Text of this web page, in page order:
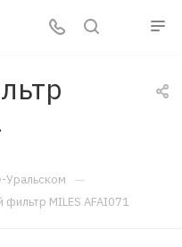
Уральском —
MILES AFAI071